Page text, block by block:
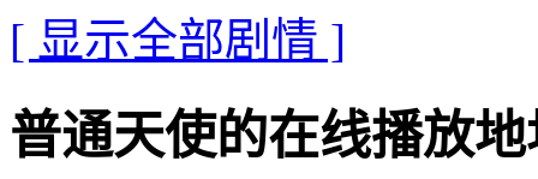
[ 显示全部剧情 ]
普通天使的在线播放地